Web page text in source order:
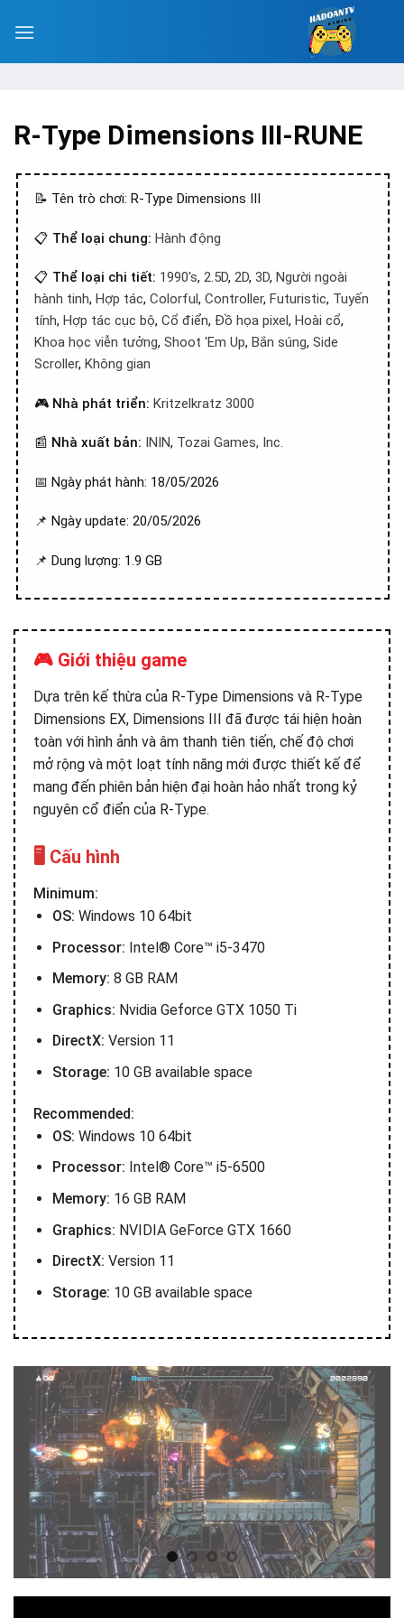
R-Type Dimensions III-RUNE
📝 Tên trò chơi: R-Type Dimensions III
📋 Thể loại chung: Hành động
📋 Thể loại chi tiết: 1990's, 2.5D, 2D, 3D, Người ngoài
hành tinh, Hợp tác, Colorful, Controller, Futuristic, Tuyến
tính, Hợp tác cục bộ, Cổ điển, Đồ họa pixel, Hoài cổ,
Khoa học viễn tưởng, Shoot 'Em Up, Bắn súng, Side
Scroller, Không gian
🎮 Nhà phát triển: Kritzelkratz 3000
📰 Nhà xuất bản: ININ, Tozai Games, Inc.
📅 Ngày phát hành: 18/05/2026
📌 Ngày update: 20/05/2026
📌 Dung lượng: 1.9 GB
🎮 Giới thiệu game
Dựa trên kế thừa của R-Type Dimensions và R-Type
Dimensions EX, Dimensions III đã được tái hiện hoàn
toàn với hình ảnh và âm thanh tiên tiến, chế độ chơi
mở rộng và một loạt tính năng mới được thiết kế để
mang đến phiên bản hiện đại hoàn hảo nhất trong kỷ
nguyên cổ điển của R-Type.
🖥️ Cấu hình
Minimum:
OS: Windows 10 64bit
Processor: Intel® Core™ i5-3470
Memory: 8 GB RAM
Graphics: Nvidia Geforce GTX 1050 Ti
DirectX: Version 11
Storage: 10 GB available space
Recommended:
OS: Windows 10 64bit
Processor: Intel® Core™ i5-6500
Memory: 16 GB RAM
Graphics: NVIDIA GeForce GTX 1660
DirectX: Version 11
Storage: 10 GB available space